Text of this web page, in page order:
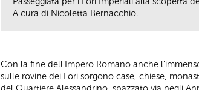
A cura di Nicoletta Bernacchio.
Con la fine dell’Impero Romano anche
sulle rovine dei Fori sorgono case, chiese,